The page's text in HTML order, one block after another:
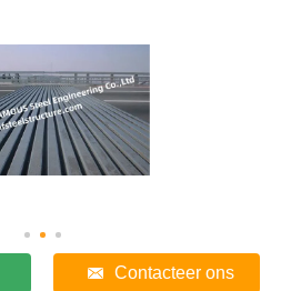
Contacteer ons